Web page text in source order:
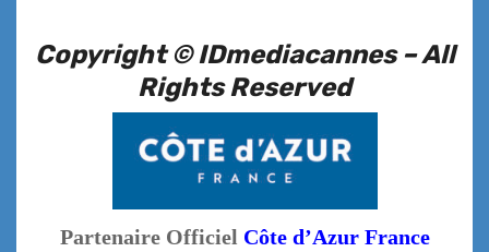
Copyright © IDmediacannes –All
Rights Reserved
Partenaire Officiel Côte d’Azur France